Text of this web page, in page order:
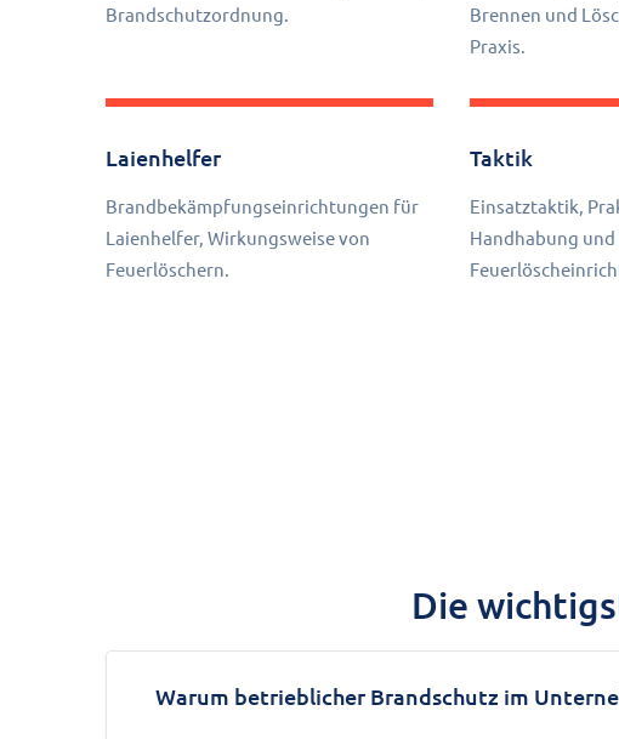
Brandschutzordnung.
Brennen und
Praxis.
Laienhelfer
Brandbekämpfungseinrichtungen für
Laienhelfer, Wirkungsweise von
Feuerlöschern.
Taktik
Einsatztaktik,
Handhabung
Die
Warum betrieblicher Brandschutz im